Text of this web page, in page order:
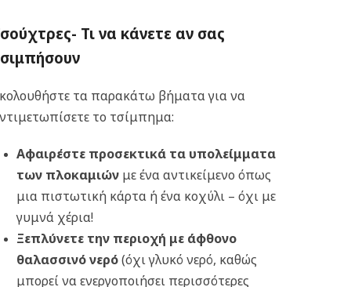
Τι να κάνετε αν σας
τα παρακάτω βήματα για να
το τσίμπημα:
Αφαιρέστε προσεκτικά τα υπολείμματα
των πλοκαμιώνμε ένα αντικείμενο όπως
μια πιστωτική κάρτα ή ένα κοχύλι – όχι με
γυμνά χέρια!
Ξεπλύνετε την περιοχή με άφθονο
θαλασσινό νερό(όχι γλυκό νερό, καθώς
μπορεί να ενεργοποιήσει περισσότερες